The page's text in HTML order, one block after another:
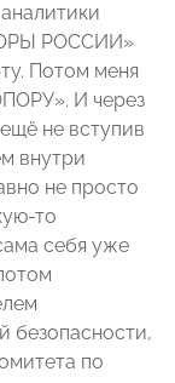
РОССИИ»
Потом меня
И через
не вступив
внутри
не просто
то
себя уже
безопасности,
по